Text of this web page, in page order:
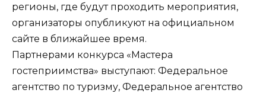
регионы, где будут проходить мероприятия,
организаторы опубликуют на официальном
сайте в ближайшее время.
Партнерами конкурса «Мастера
гостеприимства» выступают: Федеральное
агентство по туризму, Федеральное агентство